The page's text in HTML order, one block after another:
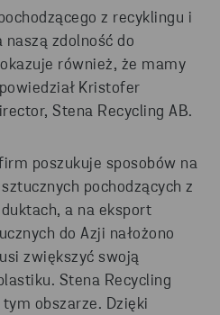
z recyklingu i
zdolność do
również, że mamy
Kristofer
Stena Recycling AB.
poszukuje sposobów na
pochodzących z
a na eksport
do Azji nałożono
zwiększyć swoją
Stena Recycling
obszarze. Dzięki